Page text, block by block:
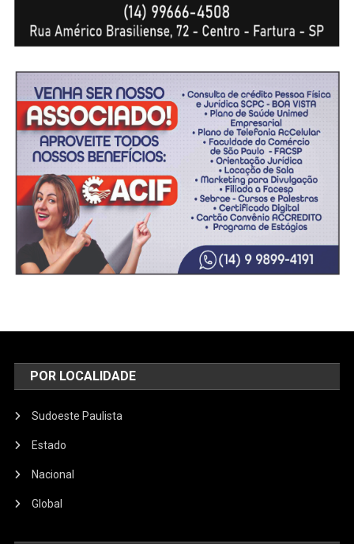
POR LOCALIDADE
Sudoeste Paulista
Estado
Nacional
Global